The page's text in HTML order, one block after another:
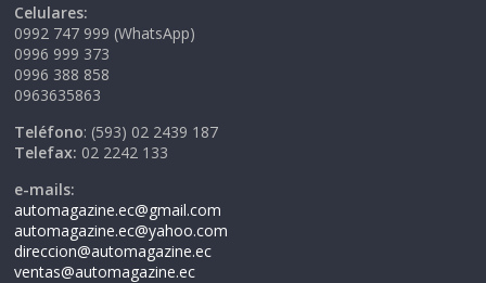
Celulares:
0992 747 999 (WhatsApp)
0996 999 373
0996 388 858
0963635863
Teléfono: (593) 02 2439 187
Telefax: 02 2242 133
e-mails:
automagazine.ec@gmail.com
automagazine.ec@yahoo.com
direccion@automagazine.ec
ventas@automagazine.ec